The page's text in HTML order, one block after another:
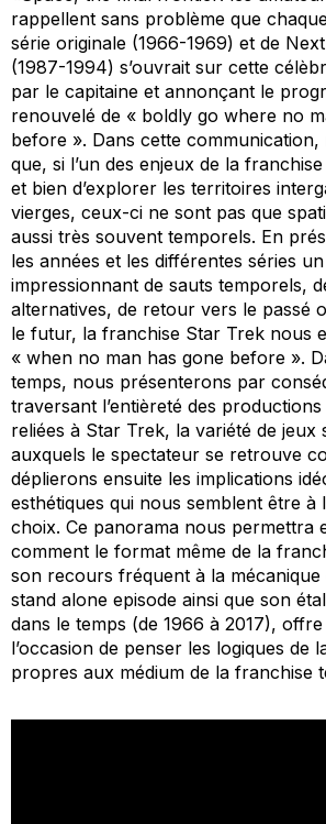
rappellent sans problème que
série originale (1966-1969) et de
(1987-1994) s’ouvrait sur cette
par le capitaine et annonçant le
renouvelé de « boldly go where no
before ». Dans cette
que, si l’un des enjeux de la franchise
et bien d’explorer les territoires
vierges, ceux-ci ne sont pas que
aussi très souvent temporels. En
les années et les différentes séries
impressionnant de sauts temporels,
alternatives, de retour vers le passé
le futur, la franchise Star Trek nous
« when no man has gone before ».
temps, nous présenterons par
traversant l’entièreté des
reliées à Star Trek, la variété de jeux
auxquels le spectateur se retrouve
déplierons ensuite les implications
esthétiques qui nous semblent être à
choix. Ce panorama nous permettra
comment le format même de la
son recours fréquent à la mécanique
stand alone episode ainsi que son
dans le temps (de 1966 à 2017),
l’occasion de penser les logiques de
propres aux médium de la franchise